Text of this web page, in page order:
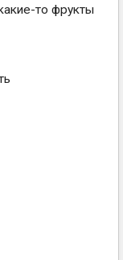
то фрукты